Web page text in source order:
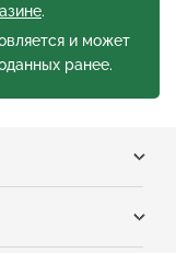
.
и может
ранее.